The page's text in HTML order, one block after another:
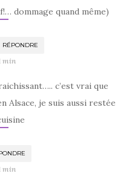
dommage quand même)
RÉPONDRE
min
c’est vrai que
Alsace, je suis aussi restée
min